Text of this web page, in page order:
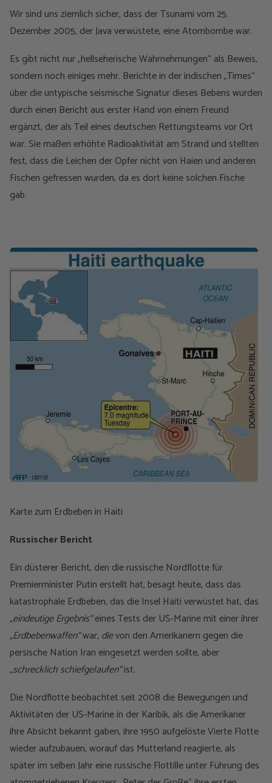
Wir sind uns ziemlich sicher, dass der Tsunami vom 25.
Dezember 2005, der Java verwüstete, eine Atombombe war.
Es gibt nicht nur „hellseherische Wahrnehmungen“ als Beweis,
sondern noch einiges mehr. Berichte in der indischen „Times“
über die untypische seismische Signatur dieses Bebens wurden
durch einen Bericht aus erster Hand von einem Freund
ergänzt, der als Teil eines deutschen Rettungsteams vor Ort
war. Sie maßen erhöhte Radioaktivität am Strand und stellten
fest, dass die Leichen der Opfer nicht von Haien und anderen
Fischen gefressen wurden, da es dort keine solchen Fische
gab.
Karte zum Erdbeben in Haiti
Russischer Bericht
Ein düsterer Bericht, den die russische Nordflotte für
Premierminister Putin erstellt hat, besagt heute, dass das
katastrophale Erdbeben, das die Insel Haiti verwüstet hat, das
„eindeutige Ergebnis“eines Tests der US-Marine mit einer ihrer
„Erdbebenwaffen“war,dievon den Amerikanern gegen die
persische Nation Iran eingesetzt werden sollte, aber
„schrecklich schiefgelaufen“ist.
Die Nordflotte beobachtet seit 2008 die Bewegungen und
Aktivitäten der US-Marine in der Karibik, als die Amerikaner
ihre Absicht bekannt gaben, ihre 1950 aufgelöste Vierte Flotte
wieder aufzubauen, worauf das Mutterland reagierte, als
später im selben Jahr eine russische Flottille unter Führung des